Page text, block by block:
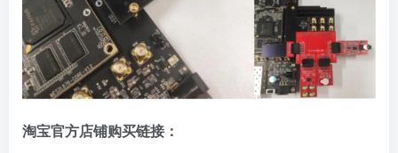
淘宝官方店铺购买链接：